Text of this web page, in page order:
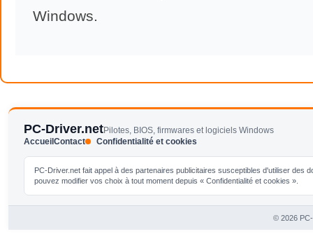
Windows.
PC-Driver.netPilotes, BIOS, firmwares et logiciels Windows
Accueil Contact Confidentialité et cookies
PC-Driver.net fait appel à des partenaires publicitaires susceptibles d'utiliser
pouvez modifier vos choix à tout moment depuis « Confidentialité et cookies ».
© 2026